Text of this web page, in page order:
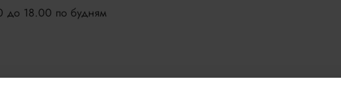
до 18.00 по будням